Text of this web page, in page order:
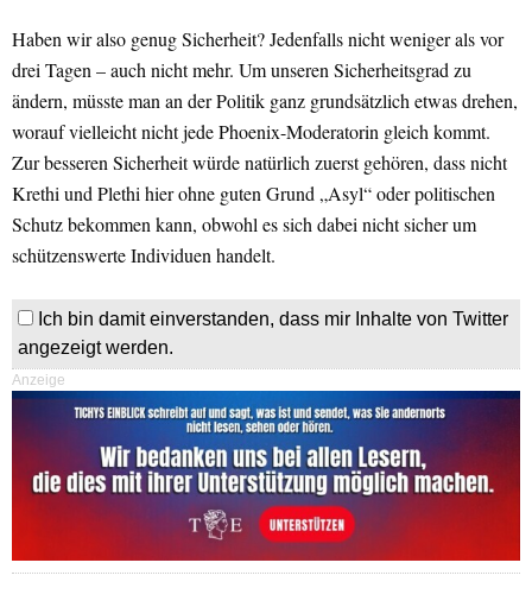
Haben wir also genug Sicherheit? Jedenfalls nicht weniger als vor
drei Tagen – auch nicht mehr. Um unseren Sicherheitsgrad zu
ändern, müsste man an der Politik ganz grundsätzlich etwas drehen,
worauf vielleicht nicht jede Phoenix-Moderatorin gleich kommt.
Zur besseren Sicherheit würde natürlich zuerst gehören, dass nicht
Krethi und Plethi hier ohne guten Grund „Asyl“ oder politischen
Schutz bekommen kann, obwohl es sich dabei nicht sicher um
schützenswerte Individuen handelt.
Ich bin damit einverstanden, dass mir Inhalte von Twitter
angezeigt werden.
Anzeige